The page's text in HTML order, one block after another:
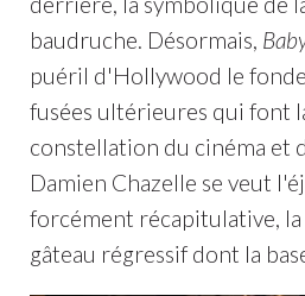
baudruche. Désormais,
puéril d'Hollywood le
fusées ultérieures qui font
constellation du cinéma et
Damien Chazelle se veut
forcément récapitulative,
gâteau régressif dont la